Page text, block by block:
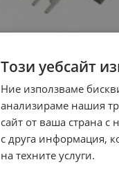
Този уебсайт
Ние използваме
анализираме нашия
сайт от ваша страна
с друга информация,
на техните услуги.